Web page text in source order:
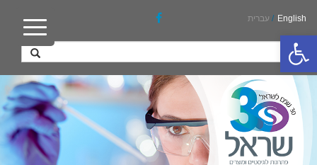
פתח סרגל נגישות
English
/ עברית